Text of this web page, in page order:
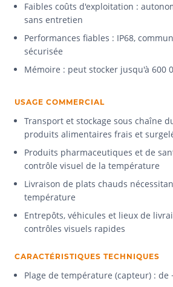
Faibles coûts d'exploitation :
sans entretien
Performances fiables : IP68,
sécurisée
Mémoire : peut stocker jusqu'à 600
USAGE COMMERCIAL
Transport et stockage sous chaîne
produits alimentaires frais et
Produits pharmaceutiques et de
contrôle visuel de la température
Livraison de plats chauds
température
Entrepôts, véhicules et lieux de
contrôles visuels rapides
CARACTÉRISTIQUES TECHNIQUES
Plage de température (capteur) : de